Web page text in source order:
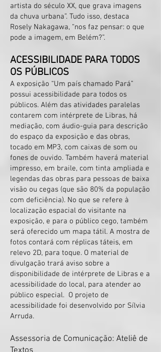
artista do século XX, que grava imagens
da chuva urbana”. Tudo isso, destaca
Rosely Nakagawa, “nos faz pensar: o que
pode a imagem, em Belém?”.
ACESSIBILIDADE PARA TODOS
OS PÚBLICOS
A exposição “Um país chamado Pará”
possui acessibilidade para todos os
públicos. Além das atividades paralelas
contarem com intérprete de Libras, há
mediação, com áudio-guia para descrição
do espaço da exposição e das obras,
tocado em MP3, com caixas de som ou
fones de ouvido. Também haverá material
impresso, em braile, com tinta ampliada e
legendas das obras para pessoas de baixa
visão ou cegas (que são 80% da população
com deficiência). No que se refere à
localização espacial do visitante na
exposição, e para o público cego, também
será oferecido um mapa tátil. A mostra de
fotos contará com réplicas táteis, em
relevo 2D, para toque. O material de
divulgação trará aviso sobre a
disponibilidade de intérprete de Libras e a
acessibilidade do local, para atender ao
público especial. O projeto de
acessibilidade foi desenvolvido por Sílvia
Arruda.
Assessoria de Comunicação: Ateliê de